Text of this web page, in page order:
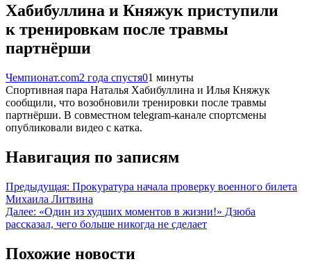
Хабибуллина и Княжук приступили
к тренировкам после травмы
партнёрши
Чемпионат.com2 года спустя01 минуты
Спортивная пара Наталья Хабибуллина и Илья Княжук
сообщили, что возобновили тренировки после травмы
партнёрши. В совместном telegram-канале спортсмены
опубликовали видео с катка.
Навигация по записям
Предыдущая: Прокуратура начала проверку военного билета
Михаила Литвина
Далее: «Один из худших моментов в жизни!» Дзюба
рассказал, чего больше никогда не сделает
Похожие новости